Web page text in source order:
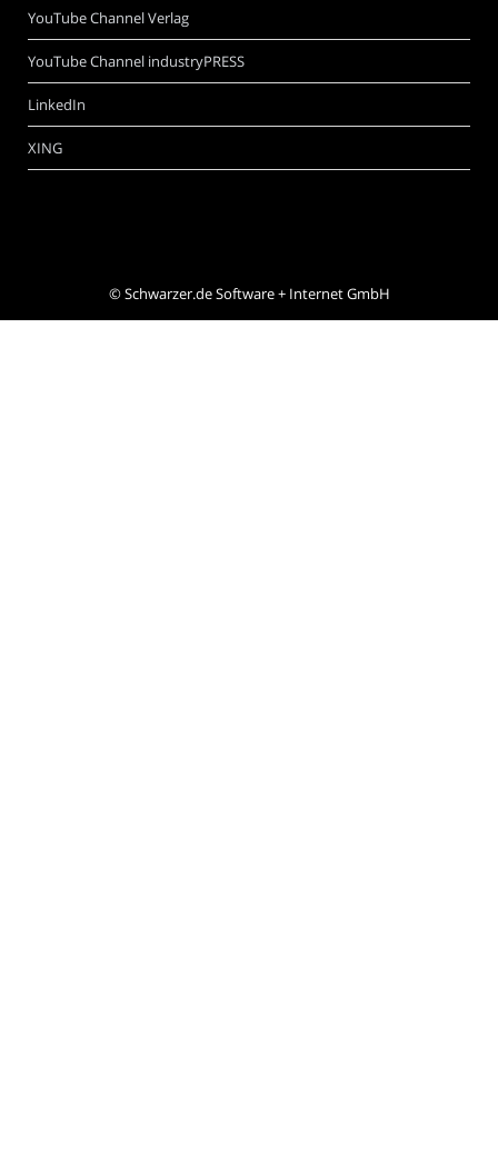
YouTube Channel Verlag
YouTube Channel industryPRESS
LinkedIn
XING
©Schwarzer.de Software + Internet GmbH